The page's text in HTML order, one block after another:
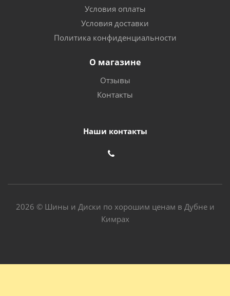
Условия оплаты
Условия доставки
Политика конфиденциальности
О магазине
Отзывы
Контакты
Наши контакты
2026 © Шины и Диски по хорошим ценам в Дубне и
Кимрах